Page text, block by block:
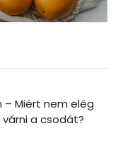
– Miért nem elég
a csodát?